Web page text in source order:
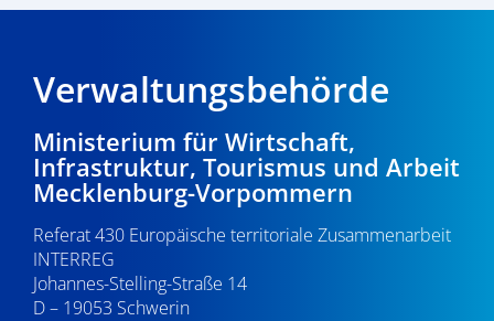
Verwaltungsbehörde
Ministerium für Wirtschaft,
Infrastruktur, Tourismus und Arbeit
Mecklenburg-Vorpommern
Referat 430 Europäische territoriale Zusammenarbeit
INTERREG
Johannes-Stelling-Straße 14
D – 19053 Schwerin